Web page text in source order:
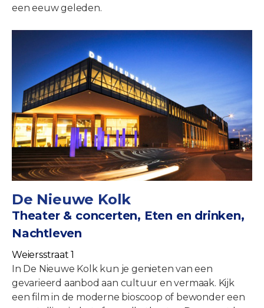
een eeuw geleden.
De Nieuwe Kolk
Theater & concerten, Eten en drinken,
Nachtleven
Weiersstraat 1
In De Nieuwe Kolk kun je genieten van een
gevarieerd aanbod aan cultuur en vermaak. Kijk
een film in de moderne bioscoop of bewonder een